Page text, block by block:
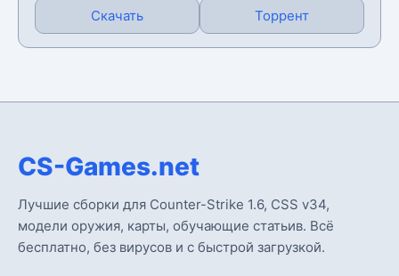
Скачать Торрент
CS-Games.net
Лучшие сборки для Counter-Strike 1.6, CSS v34,
модели оружия, карты, обучающие статьив. Всё
бесплатно, без вирусов и с быстрой загрузкой.